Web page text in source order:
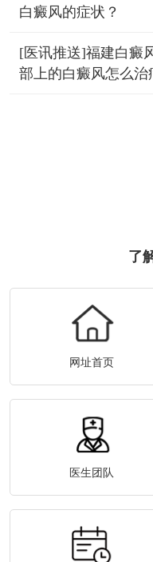
白癜风的症状？
[医讯推送]福建白癜
部上的白癜风怎么治
了
网址首页
医生团队